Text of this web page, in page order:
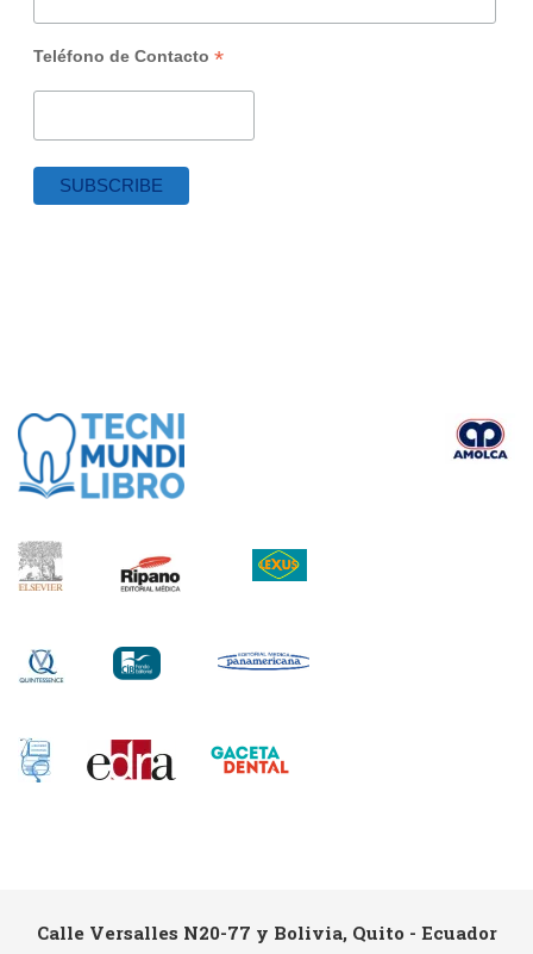
Teléfono de Contacto *
Calle Versalles N20-77 y Bolivia, Quito - Ecuador